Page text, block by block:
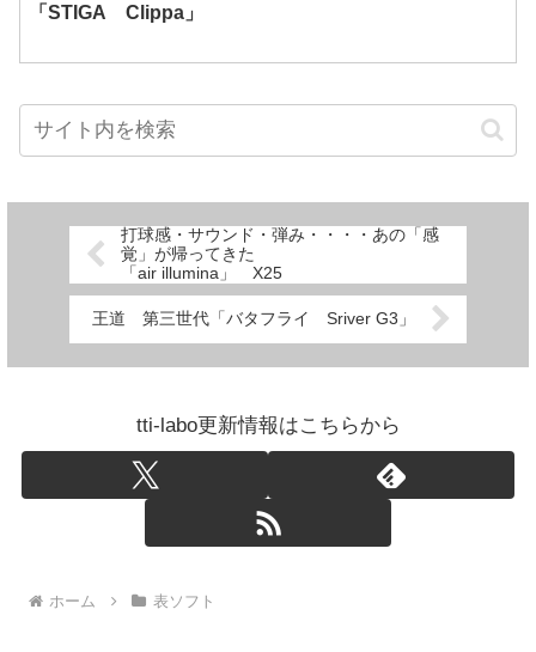
「STIGA Clippa」
打球感・サウンド・弾み・・・・あの「感
覚」が帰ってきた
「air illumina」 X25
王道 第三世代「バタフライ Sriver G3」
tti-labo更新情報はこちらから
ホーム 表ソフト